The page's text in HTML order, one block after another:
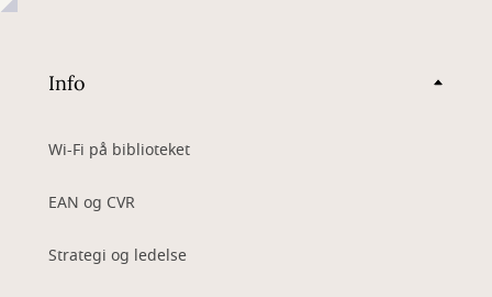
Info
Wi-Fi på biblioteket
EAN og CVR
Strategi og ledelse